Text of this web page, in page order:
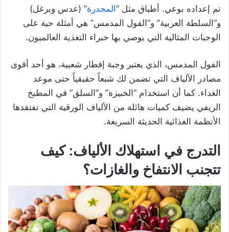
تم إعداده بوعي. أطباق مثل “المجدرة” (عدس وبرغل)
و”السلطة العربية” و”الفول المدمس” هي أمثلة حية على
الوجبات المثالية التي يوصي بها خبراء التغذية العالميون.
الفول المدمس، الذي يعتبر وجبة إفطار شعبية، هو أحد أقوى
مصادر الألياف التي تضمن لك شبعاً حقيقياً حتى موعد
الغداء. كما أن استخدام “الخبيزة” و”السلق” في المطبخ
الريفي يضيف كميات هائلة من الألياف الورقية التي تفتقدها
الأنظمة الغذائية الحديثة السريعة.
التدرج في استهلاك الألياف: كيف
تتجنب الانتفاخ والغازات؟